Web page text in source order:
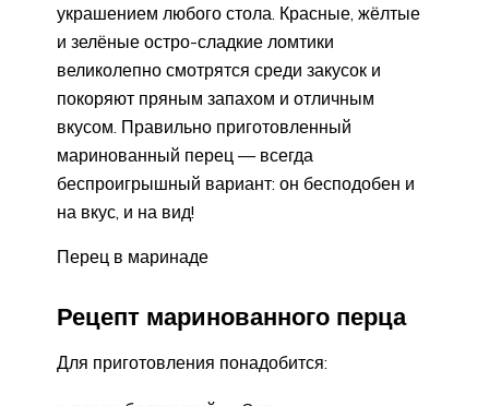
украшением любого стола. Красные, жёлтые
и зелёные остро-сладкие ломтики
великолепно смотрятся среди закусок и
покоряют пряным запахом и отличным
вкусом. Правильно приготовленный
маринованный перец — всегда
беспроигрышный вариант: он бесподобен и
на вкус, и на вид!
Перец в маринаде
Рецепт маринованного перца
Для приготовления понадобится: